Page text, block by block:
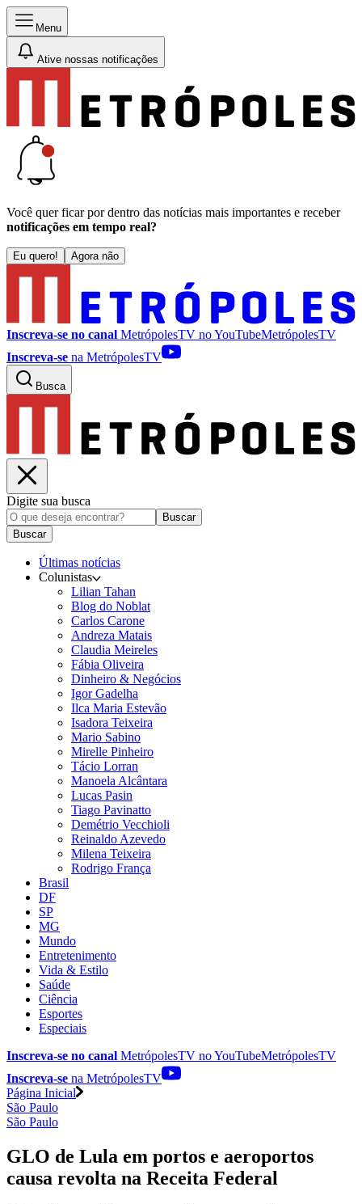
Menu
Ative nossas notificações
Você quer ficar por dentro das notícias mais importantes e receber
notificações em tempo real?
Eu quero! Agora não
Inscreva-se no canal MetrópolesTV noYouTubeMetrópolesTV
Inscreva-se na MetrópolesTV
Busca
Digite sua busca
Buscar
Buscar
Últimas notícias
Colunistas
Lilian Tahan
Blog do Noblat
Carlos Carone
Andreza Matais
Claudia Meireles
Fábia Oliveira
Dinheiro & Negócios
Igor Gadelha
Ilca Maria Estevão
Isadora Teixeira
Mario Sabino
Mirelle Pinheiro
Tácio Lorran
Manoela Alcântara
Lucas Pasin
Tiago Pavinatto
Demétrio Vecchioli
Reinaldo Azevedo
Milena Teixeira
Rodrigo França
Brasil
DF
SP
MG
Mundo
Entretenimento
Vida & Estilo
Saúde
Ciência
Esportes
Especiais
Inscreva-se no canal MetrópolesTV noYouTubeMetrópolesTV
Inscreva-se na MetrópolesTV
Página Inicial
São Paulo
São Paulo
GLO de Lula em portos e aeroportos
causa revolta na Receita Federal